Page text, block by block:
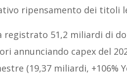
ripensamento dei titoli
registrato 51,2 miliardi di
annunciando capex del
(19,37 miliardi, +106%